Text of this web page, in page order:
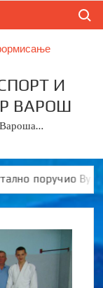
И
ВАРОШ
Вароша…
поручио